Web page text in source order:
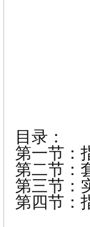
目录：
第一节
第二节 ：
第三节 ：
第四节 ：